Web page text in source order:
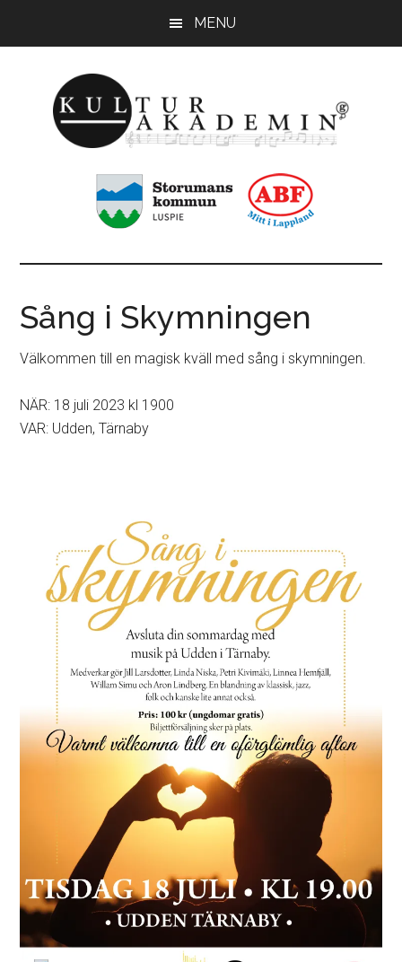
MENU
KulturAkademin
Sång i Skymningen
Välkommen till en magisk kväll med sång i skymningen.
NÄR: 18 juli 2023 kl 1900
VAR: Udden, Tärnaby